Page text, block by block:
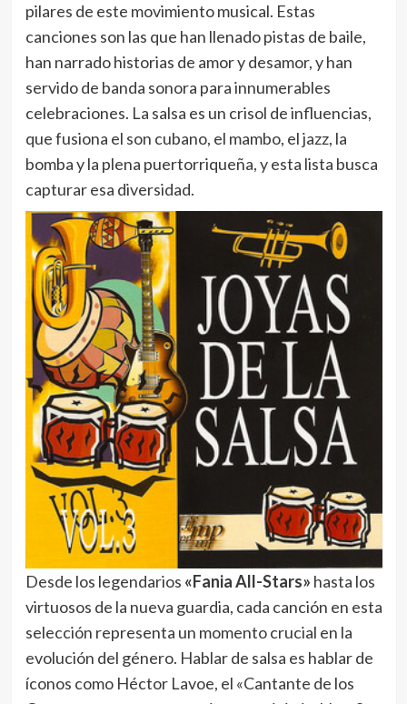
pilares de este movimiento musical. Estas
canciones son las que han llenado pistas de baile,
han narrado historias de amor y desamor, y han
servido de banda sonora para innumerables
celebraciones. La salsa es un crisol de influencias,
que fusiona el son cubano, el mambo, el jazz, la
bomba y la plena puertorriqueña, y esta lista busca
capturar esa diversidad.
Desde los legendarios «Fania All-Stars» hasta los
virtuosos de la nueva guardia, cada canción en esta
selección representa un momento crucial en la
evolución del género. Hablar de salsa es hablar de
íconos como Héctor Lavoe, el «Cantante de los